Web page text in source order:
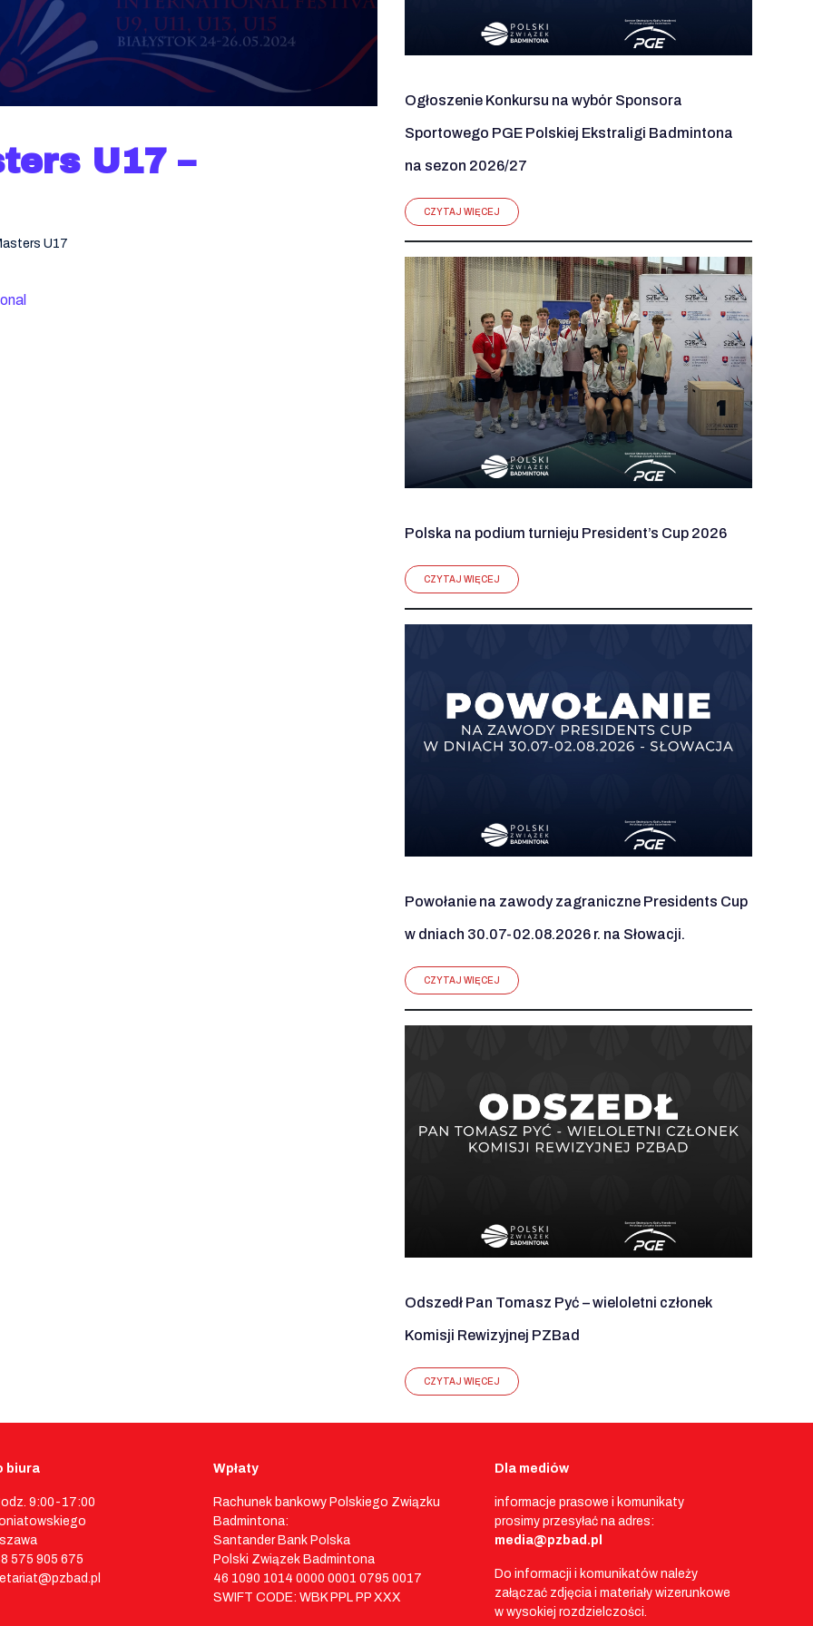
U17 –
U17
Ogłoszenie Konkursu na wybór Sponsora
Sportowego PGE Polskiej Ekstraligi Badmintona
na sezon 2026/27
CZYTAJ WIĘCEJ
Polska na podium turnieju President’s Cup 2026
CZYTAJ WIĘCEJ
Powołanie na zawody zagraniczne Presidents Cup
w dniach 30.07-02.08.2026 r. na Słowacji.
CZYTAJ WIĘCEJ
Odszedł Pan Tomasz Pyć – wieloletni członek
Komisji Rewizyjnej PZBad
CZYTAJ WIĘCEJ
biura
9:00-17:00
575 905 675
Wpłaty
Rachunek bankowy Polskiego Związku
Badmintona:
Santander Bank Polska
Polski Związek Badmintona
46 1090 1014 0000 0001 0795 0017
SWIFT CODE: WBK PPL PP XXX
Dla mediów
informacje prasowe i komunikaty
prosimy przesyłać na adres:
media@pzbad.pl
Do informacji i komunikatów należy
załączać zdjęcia i materiały wizerunkowe
w wysokiej rozdzielczości.